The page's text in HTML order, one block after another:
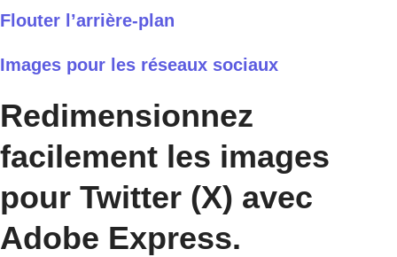
Flouter l’arrière-plan
Images pour les réseaux sociaux
Redimensionnez
facilement les images
pour Twitter (X) avec
Adobe Express.